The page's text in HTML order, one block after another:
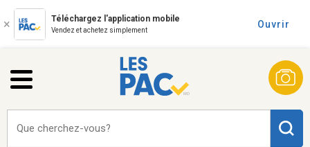
Téléchargez l'application mobile
Vendez et achetez simplement
Ouvrir
Que cherchez-vous?